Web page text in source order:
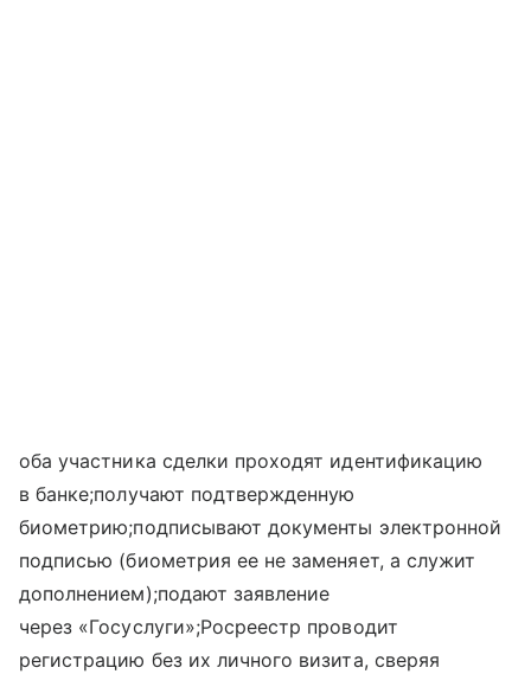
оба участника сделки проходят идентификацию
в банке;получают подтвержденную
биометрию;подписывают документы электронной
подписью (биометрия ее не заменяет, а служит
дополнением);подают заявление
через «Госуслуги»;Росреестр проводит
регистрацию без их личного визита, сверяя